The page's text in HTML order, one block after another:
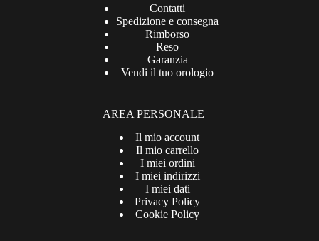
Contatti
Spedizione e consegna
Rimborso
Reso
Garanzia
Vendi il tuo orologio
AREA PERSONALE
Il mio account
Il mio carrello
I miei ordini
I miei indirizzi
I miei dati
Privacy Policy
Cookie Policy